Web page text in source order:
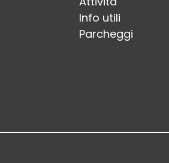
Info utili
Parcheggi